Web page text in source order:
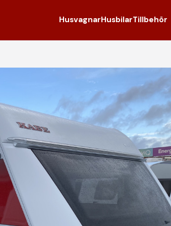
HusvagnarHusbilarTillbehör